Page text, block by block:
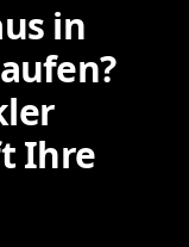
in
Ihre